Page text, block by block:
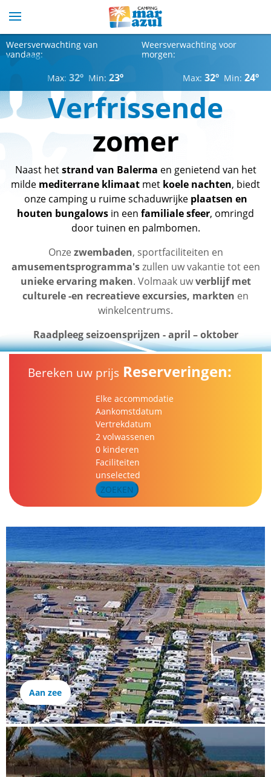
Weersverwachting van
vandaag:
Max: 32º Min: 23º
Weersverwachting voor
morgen:
Max: 32º Min: 24º
Verfrissende
zomer
Naast hetstrand van Balerma en genietend van het
milde mediterrane klimaat met koele nachten, biedt
onze camping u ruime schaduwrijke plaatsen en
houten bungalows in een familiale sfeer, omringd
door tuinen en palmbomen.
Onze zwembaden, sportfaciliteiten en
amusementsprogramma'szullen uw vakantie tot een
unieke ervaring maken. Volmaak uwverblijf met
culturele -en recreatieve excursies, markten en
winkelcentrums.
Raadpleeg seizoensprijzen - april – oktober
Bereken uw prijs Reserveringen:
Elke accommodatie
Aankomstdatum
Vertrekdatum
2 volwassenen
0 kinderen
Faciliteiten
unselected
ZOEKEN
Aan zee